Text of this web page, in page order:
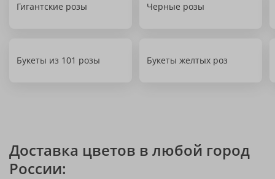
Гигантские розы Черные розы
Букеты из 101 розы Букеты желтых роз
Доставка цветов в любой город
России: